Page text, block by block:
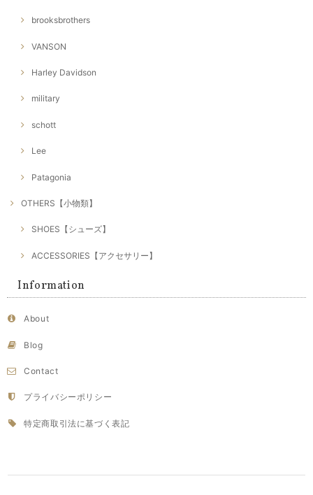
brooksbrothers
VANSON
Harley Davidson
military
schott
Lee
Patagonia
OTHERS【小物類】
SHOES【シューズ】
ACCESSORIES【アクセサリー】
Information
About
Blog
Contact
プライバシーポリシー
特定商取引法に基づく表記